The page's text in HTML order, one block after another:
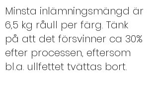
Minsta inlämningsmängd är
6,5 kg råull per färg. Tänk
på att det försvinner ca 30%
efter processen, eftersom
bl.a. ullfettet tvättas bort.